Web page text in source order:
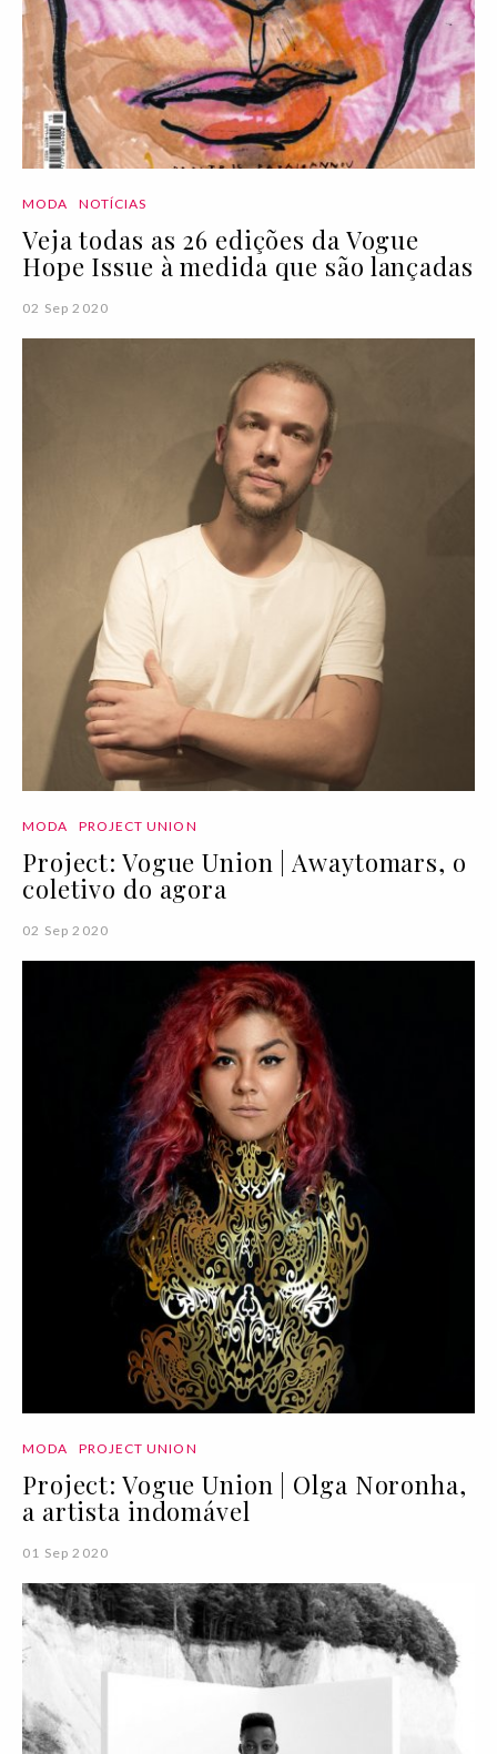
MODA NOTÍCIAS
Veja todas as 26 edições da Vogue
Hope Issue à medida que são lançadas
02 Sep 2020
MODA PROJECT UNION
Project: Vogue Union | Awaytomars, o
coletivo do agora
02 Sep 2020
MODA PROJECT UNION
Project: Vogue Union | Olga Noronha,
a artista indomável
01 Sep 2020